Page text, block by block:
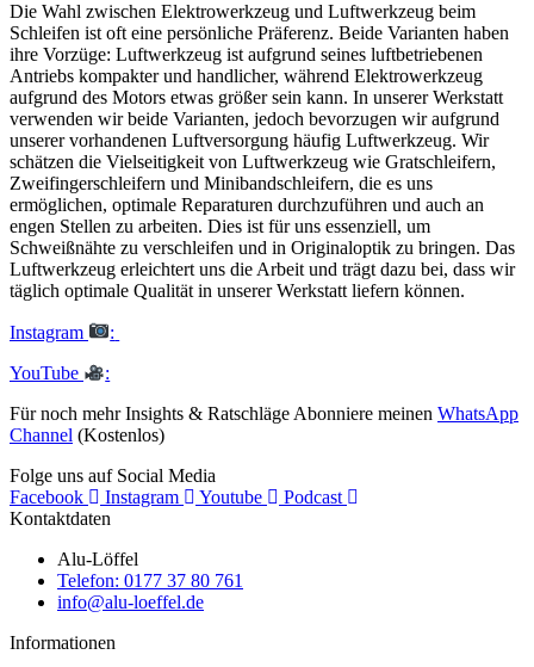
Die Wahl zwischen Elektrowerkzeug und Luftwerkzeug beim
Schleifen ist oft eine persönliche Präferenz. Beide Varianten haben
ihre Vorzüge: Luftwerkzeug ist aufgrund seines luftbetriebenen
Antriebs kompakter und handlicher, während Elektrowerkzeug
aufgrund des Motors etwas größer sein kann. In unserer Werkstatt
verwenden wir beide Varianten, jedoch bevorzugen wir aufgrund
unserer vorhandenen Luftversorgung häufig Luftwerkzeug. Wir
schätzen die Vielseitigkeit von Luftwerkzeug wie Gratschleifern,
Zweifingerschleifern und Minibandschleifern, die es uns
ermöglichen, optimale Reparaturen durchzuführen und auch an
engen Stellen zu arbeiten. Dies ist für uns essenziell, um
Schweißnähte zu verschleifen und in Originaloptik zu bringen. Das
Luftwerkzeug erleichtert uns die Arbeit und trägt dazu bei, dass wir
täglich optimale Qualität in unserer Werkstatt liefern können.
Instagram :
YouTube
:
Für noch mehr Insights & Ratschläge Abonniere meinen WhatsApp
Channel (Kostenlos)
Folge uns auf Social Media
Facebook
Instagram Youtube
Podcast
Kontaktdaten
Alu-Löffel
Telefon: 0177 37 80 761
info@alu-loeffel.de
Informationen